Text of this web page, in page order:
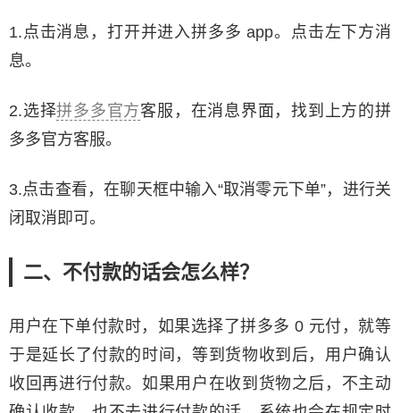
1.点击消息，打开并进入拼多多 app。点击左下方消
息。
2.选择拼多多官方客服，在消息界面，找到上方的拼
多多官方客服。
3.点击查看，在聊天框中输入“取消零元下单”，进行关
闭取消即可。
二、不付款的话会怎么样？
用户在下单付款时，如果选择了拼多多 0 元付，就等
于是延长了付款的时间，等到货物收到后，用户确认
收回再进行付款。如果用户在收到货物之后，不主动